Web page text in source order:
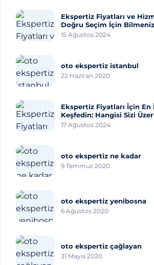
Ekspertiz Fiyatları ve
Doğru Seçim İçin
Her Şey
15 Ağustos 2024
oto ekspertiz istanbul
22 Haziran 2020
Ekspertiz Fiyatları İçin En
Keşfedin: Hangisi Sizi
17 Ağustos 2024
oto ekspertiz ne kadar
9 Temmuz 2020
oto ekspertiz yenibosna
6 Ağustos 2020
oto ekspertiz çağlayan
31 Mayıs 2020